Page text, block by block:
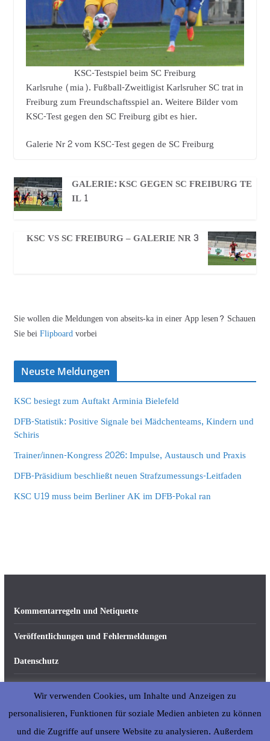
KSC-Testspiel beim SC Freiburg
Karlsruhe (mia). Fußball-Zweitligist Karlsruher SC trat in
Freiburg zum Freundschaftsspiel an. Weitere Bilder vom
KSC-Test gegen den SC Freiburg gibt es hier.
Galerie Nr 2 vom KSC-Test gegen de SC Freiburg
GALERIE: KSC GEGEN SC FREIBURG TE
IL 1
KSC VS SC FREIBURG – GALERIE NR 3
Sie wollen die Meldungen von abseits-ka in einer App lesen? Schauen
Sie beiFlipboardvorbei
Neuste Meldungen
KSC besiegt zum Auftakt Arminia Bielefeld
DFB-Statistik: Positive Signale bei Mädchenteams, Kindern und
Schiris
Trainer/innen-Kongress 2026: Impulse, Austausch und Praxis
DFB-Präsidium beschließt neuen Strafzumessungs-Leitfaden
KSC U19 muss beim Berliner AK im DFB-Pokal ran
Kommentarregeln und Netiquette
Veröffentlichungen und Fehlermeldungen
Datenschutz
Impressum
Über abseits-ka.de
Wir verwenden Cookies, um Inhalte und Anzeigen zu
personalisieren, Funktionen für soziale Medien anbieten zu können
und die Zugriffe auf unsere Website zu analysieren. Außerdem